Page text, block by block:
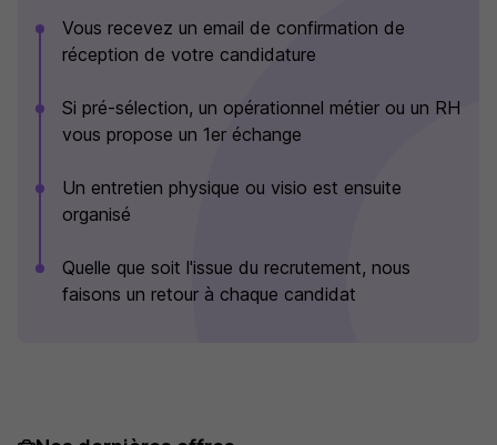
Vous recevez un email de confirmation de
réception de votre candidature
Si pré-sélection, un opérationnel métier ou un RH
vous propose un 1er échange
Un entretien physique ou visio est ensuite
organisé
Quelle que soit l'issue du recrutement, nous
faisons un retour à chaque candidat